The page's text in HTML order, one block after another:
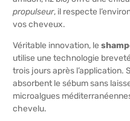
propulseur, il respecte
vos cheveux.
Véritable innovation, le
utilise une technologie
trois jours après l’application.
absorbent le sébum sans
microalgues
chevelu.